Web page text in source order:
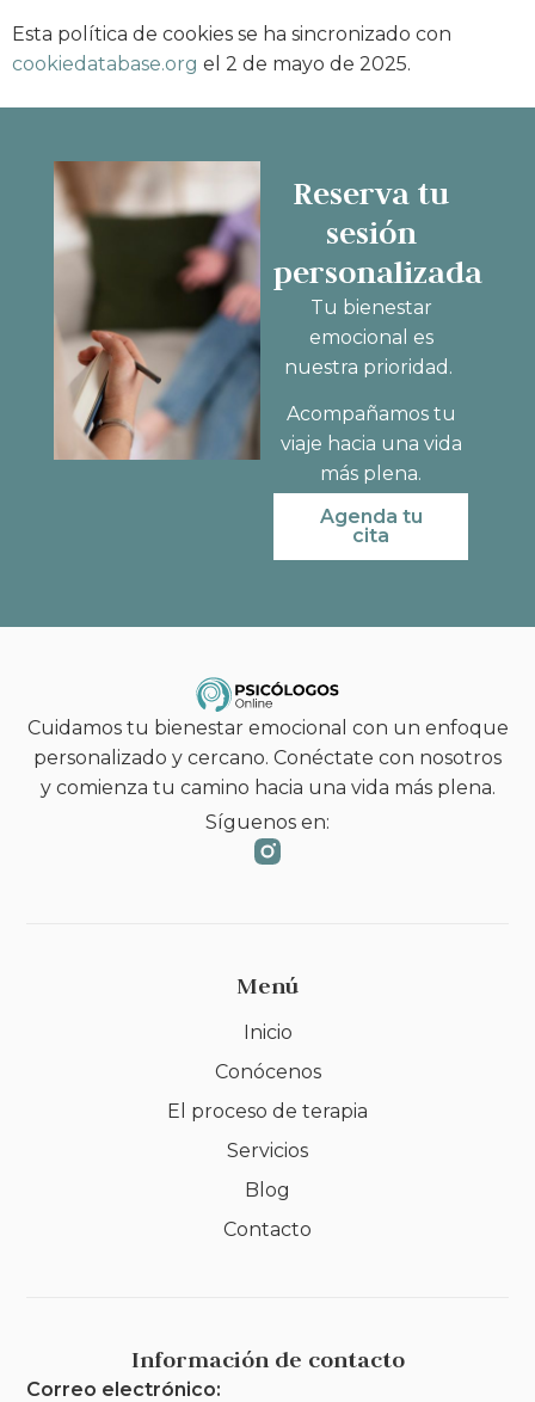
Esta política de cookies se ha sincronizado con
cookiedatabase.org el 2 de mayo de 2025.
Reserva tu
sesión
personalizada
Tu bienestar
emocional es
nuestra prioridad.
Acompañamos tu
viaje hacia una vida
más plena.
Agenda tu
cita
Cuidamos tu bienestar emocional con un enfoque
personalizado y cercano. Conéctate con nosotros
y comienza tu camino hacia una vida más plena.
Síguenos en:
Menú
Inicio
Conócenos
El proceso de terapia
Servicios
Blog
Contacto
Información de contacto
Correo electrónico: